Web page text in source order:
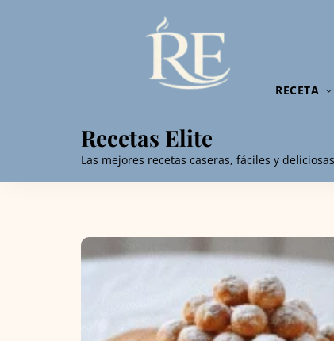
Recetas Elite
Las mejores recetas caseras, fáciles y deliciosas
RECETA